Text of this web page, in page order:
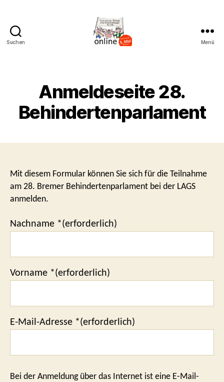
Suchen Menü
Anmeldeseite 28.
Behindertenparlament
Mit diesem Formular können Sie sich für die Teilnahme
am 28. Bremer Behindertenparlament bei der LAGS
anmelden.
Nachname *(erforderlich)
Vorname *(erforderlich)
E-Mail-Adresse *(erforderlich)
Bei der Anmeldung über das Internet ist eine E-Mail-